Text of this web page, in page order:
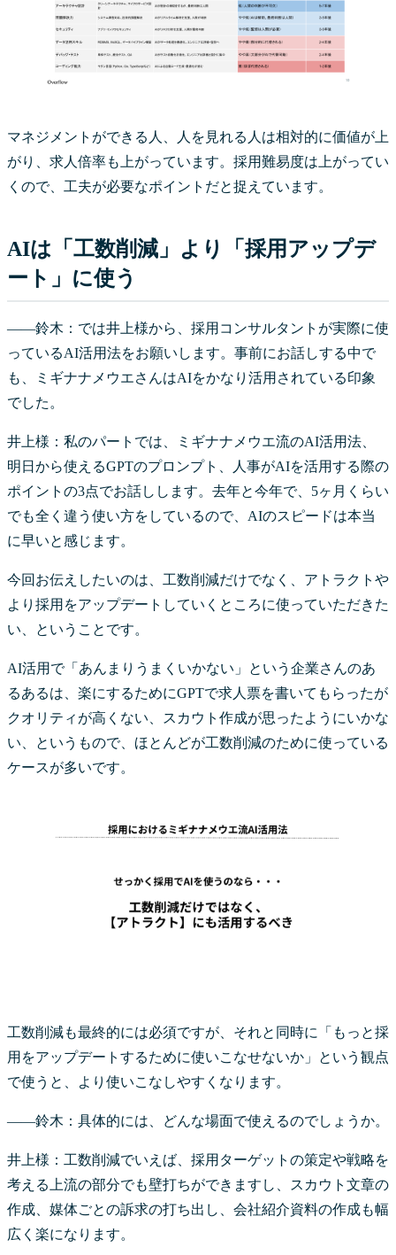
マネジメントができる人、人を見れる人は相対的に価値が上
がり、求人倍率も上がっています。採用難易度は上がってい
くので、工夫が必要なポイントだと捉えています。
AIは「工数削減」より「採用アップデ
ート」に使う
――鈴木：では井上様から、採用コンサルタントが実際に使
っているAI活用法をお願いします。事前にお話しする中で
も、ミギナナメウエさんはAIをかなり活用されている印象
でした。
井上様：私のパートでは、ミギナナメウエ流のAI活用法、
明日から使えるGPTのプロンプト、人事がAIを活用する際の
ポイントの3点でお話しします。去年と今年で、5ヶ月くらい
でも全く違う使い方をしているので、AIのスピードは本当
に早いと感じます。
今回お伝えしたいのは、工数削減だけでなく、アトラクトや
より採用をアップデートしていくところに使っていただきた
い、ということです。
AI活用で「あんまりうまくいかない」という企業さんのあ
るあるは、楽にするためにGPTで求人票を書いてもらったが
クオリティが高くない、スカウト作成が思ったようにいかな
い、というもので、ほとんどが工数削減のために使っている
ケースが多いです。
工数削減も最終的には必須ですが、それと同時に「もっと採
用をアップデートするために使いこなせないか」という観点
で使うと、より使いこなしやすくなります。
――鈴木：具体的には、どんな場面で使えるのでしょうか。
井上様：工数削減でいえば、採用ターゲットの策定や戦略を
考える上流の部分でも壁打ちができますし、スカウト文章の
作成、媒体ごとの訴求の打ち出し、会社紹介資料の作成も幅
広く楽になります。